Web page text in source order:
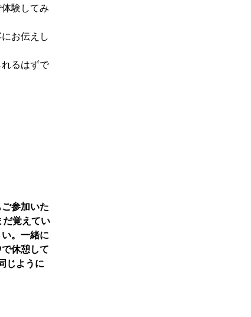
験してみ
お伝えし
るはずで
参加いた
だ覚えてい
。一緒に
休憩して
じように